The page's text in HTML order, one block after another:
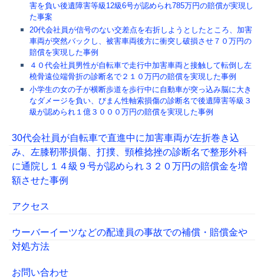
害を負い後遺障害等級12級6号が認められ785万円の賠償が実現し
た事案
20代会社員が信号のない交差点を右折しようとしたところ、加害
車両が突然バックし、被害車両後方に衝突し破損させ７０万円の
賠償を実現した事例
４０代会社員男性が自転車で走行中加害車両と接触して転倒し左
橈骨遠位端骨折の診断名で２１０万円の賠償を実現した事例
小学生の女の子が横断歩道を歩行中に自動車が突っ込み脳に大き
なダメージを負い、びまん性軸索損傷の診断名で後遺障害等級３
級が認められ１億３０００万円の賠償を実現した事例
30代会社員が自転車で直進中に加害車両が左折巻き込
み、左膝靭帯損傷、打撲、頸椎捻挫の診断名で整形外科
に通院し１４級９号が認められ３２０万円の賠償金を増
額させた事例
アクセス
ウーバーイーツなどの配達員の事故での補償・賠償金や
対処方法
お問い合わせ